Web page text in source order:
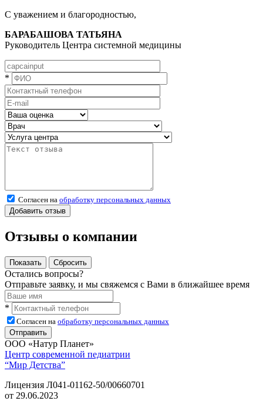
С уважением и благородностью,
БАРАБАШОВА ТАТЬЯНА
Руководитель Центра системной медицины
*
Согласен на обработку персональных данных
Отзывы о компании
Остались вопросы?
Отправьте заявку, и мы свяжемся с Вами в ближайшее время
*
Согласен на обработку персональных данных
ООО «Натур Планет»
Центр современной педиатрии
“Мир Детства”
Лицензия Л041-01162-50/00660701
от 29.06.2023